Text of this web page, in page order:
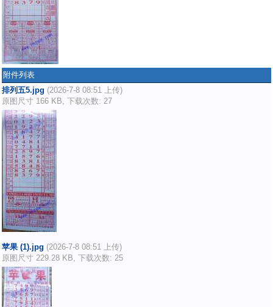
附件列表
排列五5.jpg (2026-7-8 08:51 上传)
原图尺寸 166 KB, 下载次数: 27
苹果 (1).jpg (2026-7-8 08:51 上传)
原图尺寸 229.28 KB, 下载次数: 25